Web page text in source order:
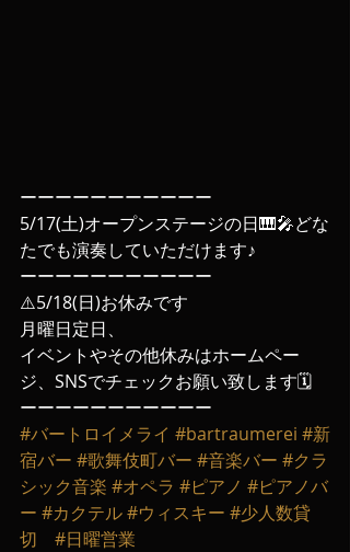
ーーーーーーーーーーー
5/17(土)オープンステージの日🎹🎤どな
たでも演奏していただけます♪
ーーーーーーーーーーー
⚠️5/18(日)お休みです
月曜日定日、
イベントやその他休みはホームペー
ジ、SNSでチェックお願い致します🗓️
ーーーーーーーーーーー
#バートロイメライ #bartraumerei #新
宿バー #歌舞伎町バー #音楽バー #クラ
シック音楽 #オペラ #ピアノ #ピアノバ
ー #カクテル#ウィスキー #少人数貸
切
#日曜営業